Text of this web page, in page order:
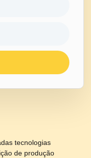
tecnologias
de produção